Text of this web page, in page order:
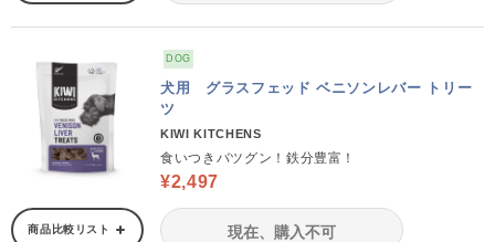
DOG
犬用 グラスフェッド ベニソンレバー トリー
ツ
KIWI KITCHENS
食いつきバツグン！鉄分豊富！
¥2,497
商品比較リスト 現在、購入不可